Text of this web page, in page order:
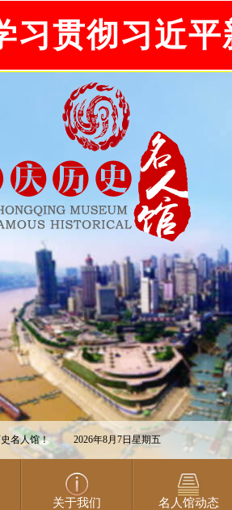
习贯彻习近
名人馆！ 2026年8月7日星期五
关于我们 名人馆动态